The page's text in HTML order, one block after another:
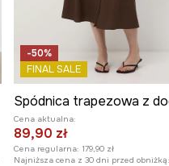
-50%
FINAL SALE
Cena aktualna:
89,90 zł
Cena regularna: 179,90 zł
Najniższa cena z 30 dni przed obniżką: